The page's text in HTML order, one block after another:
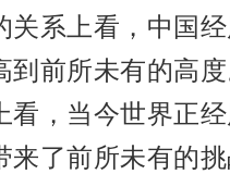
系上看，中国
前所未有的高
，当今世界正
了前所未有的